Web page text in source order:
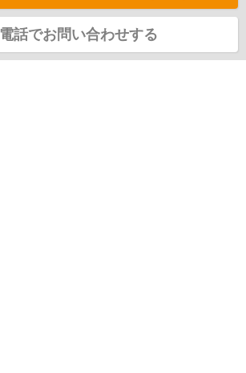
電話でお問い合わせする